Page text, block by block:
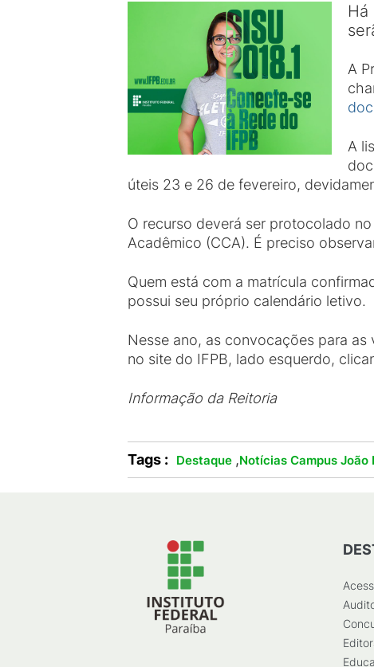
A
A
úteis 23 e 26 de fevereiro,
O recurso deverá ser protocolado
Acadêmico (CCA). É preciso
Quem está com a matrícula
possui seu próprio calendário letivo.
Nesse ano, as convocações para
no site do IFPB, lado esquerdo,
Informação da Reitoria
Tags : Destaque ,Notícias Campus João